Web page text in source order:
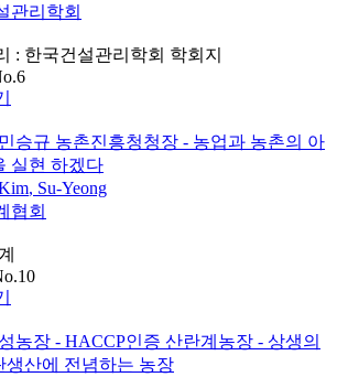
관리학회
: 한국건설관리학회 학회지
승규 농촌진흥청청장 - 농업과 농촌의 아
실현 하겠다
, Su-Yeong
협회
농장 - HACCP인증 산란계농장 - 상생의
생산에 전념하는 농장